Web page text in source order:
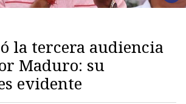
la tercera audiencia
Maduro: su
evidente